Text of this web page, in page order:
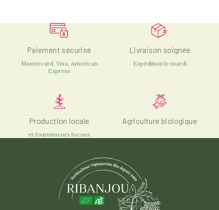
Modéré
Rusticité
Bonne (résiste à -15°C)
Moyenne (résiste à -10°C)
Ombre du matin, Soleil de l'après-midi
Soleil du matin, Ombre de l'après-midi
Paiement sécurisé
Mastercard, Visa, American
Express
Livraison soignée
Expédition le mardi
Production locale
et fournisseurs locaux
Agriculture biologique